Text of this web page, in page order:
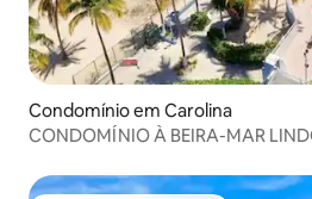
Condomínio em Carolina
CONDOMÍNIO À BEIRA-MAR